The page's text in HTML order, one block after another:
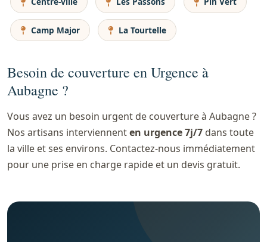
Camp Major La Tourtelle
Besoin de couverture en Urgence à
Aubagne ?
Vous avez un besoin urgent de couverture à Aubagne ?
Nos artisans interviennenten urgence 7j/7 dans toute
la ville et ses environs. Contactez-nous immédiatement
pour une prise en charge rapide et un devis gratuit.